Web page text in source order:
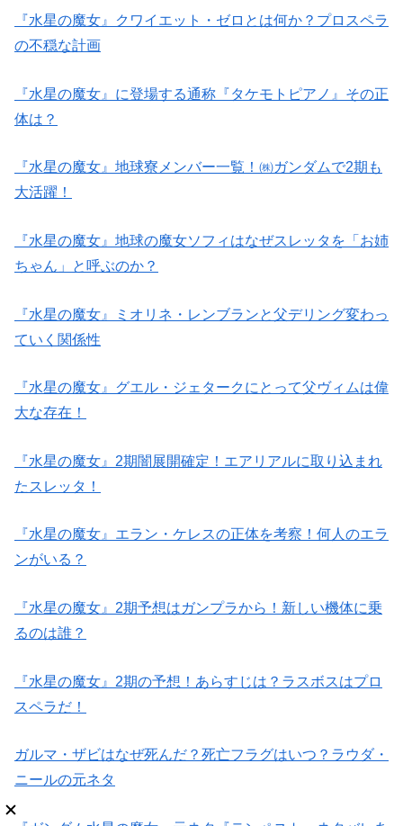
『水星の魔女』クワイエット・ゼロとは何か？プロスペラ
の不穏な計画
『水星の魔女』に登場する通称『タケモトピアノ』その正
体は？
『水星の魔女』地球寮メンバー一覧！㈱ガンダムで2期も
大活躍！
『水星の魔女』地球の魔女ソフィはなぜスレッタを「お姉
ちゃん」と呼ぶのか？
『水星の魔女』ミオリネ・レンブランと父デリング変わっ
ていく関係性
『水星の魔女』グエル・ジェタークにとって父ヴィムは偉
大な存在！
『水星の魔女』2期闇展開確定！エアリアルに取り込まれ
たスレッタ！
『水星の魔女』エラン・ケレスの正体を考察！何人のエラ
ンがいる？
『水星の魔女』2期予想はガンプラから！新しい機体に乗
るのは誰？
『水星の魔女』2期の予想！あらすじは？ラスボスはプロ
スペラだ！
ガルマ・ザビはなぜ死んだ？死亡フラグはいつ？ラウダ・
ニールの元ネタ